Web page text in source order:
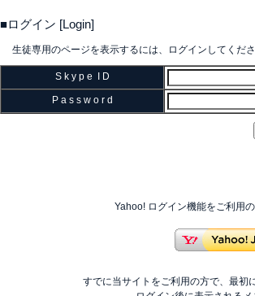
■ログイン [Login]
生徒専用のページを表示するには、ログインしてくださ
S k y p e I D
P a s s w o r d
Yahoo! ログイン機能をご利用
すでに当サイトをご利用の方で、最初